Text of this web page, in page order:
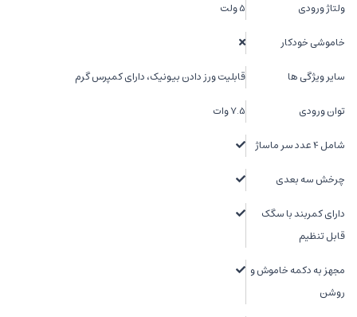
ولتاژ ورودی 5 ولت
خاموشی خودکار
سایر ویژگی ها قابلیت ورز دادن بیونیک، دارای کمپرس گرم
توان ورودی 7.5 وات
شامل 4 عدد سر ماساژ
چرخش سه بعدی
دارای کمربند با سگک
قابل تنظیم
مجهز به دکمه خاموش و
روشن